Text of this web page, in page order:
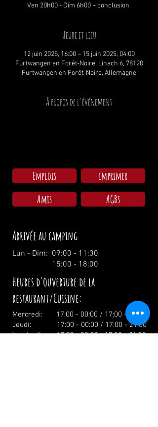
Ven 20h00 - Dim 6h00 + conclusion.
Heure et lieu
12 juin 2025, 16:00 – 15 juin 2025, 04:00
Furtwangen en Forêt-Noire, Linach 6, 78120
Furtwangen en Forêt-Noire, Allemagne
À propos de l'événement
Emplois
imprimer
Amis
AGBs
Arrivée au camping
Lun - Dim: 09:00 - 11:30
15:00 - 18:00
Heures d'ouverture de la
restaurant/Cuisine:
Mercredi: 17:00 - 00:00 / 17:00 - 21:00
Jeudi: 17:00 - 00:00 / 17:00 - 21:00
Vendredi: 17:00 - 02:00 / 17:00 - 21:00